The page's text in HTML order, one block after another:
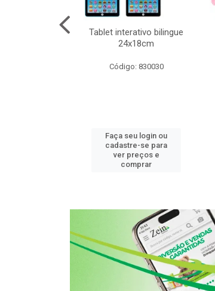
Tablet interativo bilingue
24x18cm
Código: 830030
Faça seu login ou
cadastre-se para
ver preços e
comprar